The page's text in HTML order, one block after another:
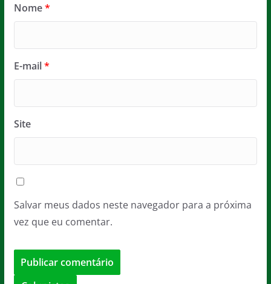
Nome*
E-mail*
Site
Salvar meus dados neste navegador para a próxima
vez que eu comentar.